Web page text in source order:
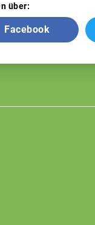
über:
Facebook